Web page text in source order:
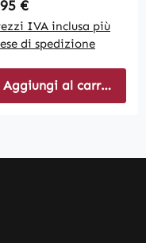
price:
€
IVA inclusa più
di spedizione
Aggiungi al carrello